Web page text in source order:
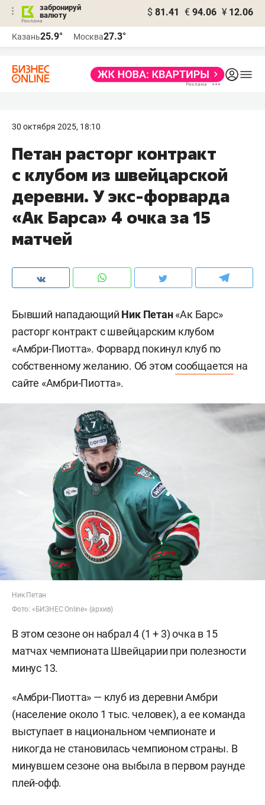
забронируй
валюту
$ 81.41 € 94.06 ¥ 12.06
Казань25.9° Москва27.3°
30 октября 2025, 18:10
Петан расторг контракт
с клубом из швейцарской
деревни. У экс-форварда
«Ак Барса» 4 очка за 15
матчей
Бывший нападающий Ник Петан«Ак Барс»
расторг контракт с швейцарским клубом
«Амбри-Пиотта». Форвард покинул клуб по
собственному желанию. Об этомсообщается на
сайте «Амбри-Пиотта».
Ник Петан
Фото: «БИЗНЕС Online» (архив)
В этом сезоне он набрал 4 (1 + 3) очка в 15
матчах чемпионата Швейцарии при полезности
минус 13.
«Амбри-Пиотта» — клуб из деревни Амбри
(население около 1 тыс. человек), а ее команда
выступает в национальном чемпионате и
никогда не становилась чемпионом страны. В
минувшем сезоне она выбыла в первом раунде
плей-офф.